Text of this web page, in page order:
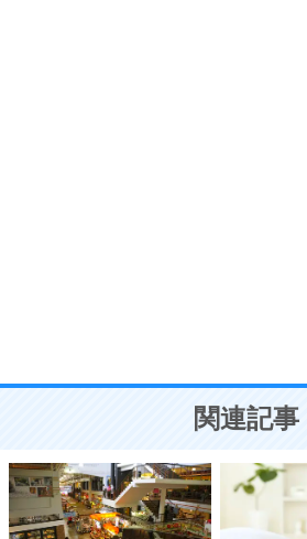
ことが大切。
関連記事